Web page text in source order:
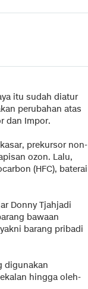
itu sudah diatur
perubahan atas
dan Impor.
prekursor non-
ozon. Lalu,
(HFC), baterai
Donny Tjahjadi
bawaan
barang pribadi
digunakan
hingga oleh-